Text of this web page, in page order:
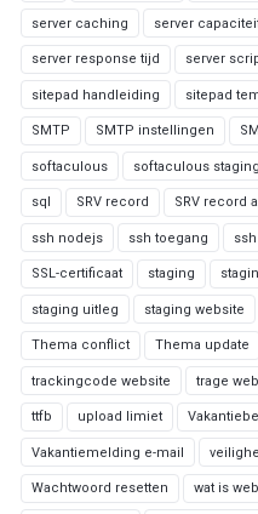
server caching server
server response tijd server
sitepad handleiding sitepad
SMTP SMTP instellingen
softaculous softaculous staging
sql SRV record SRV record
ssh nodejs ssh toegang
SSL-certificaat staging
staging uitleg staging website
Thema conflict Thema update
trackingcode website trage
ttfb upload limiet
Vakantiemelding e-mail
Wachtwoord resetten wat is